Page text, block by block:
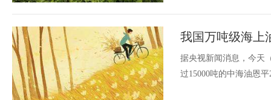
我国万吨级海上
据央视新闻消息，今天
过15000吨的中海油恩